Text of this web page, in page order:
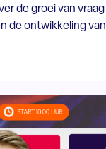
de groei van vraag
de ontwikkeling